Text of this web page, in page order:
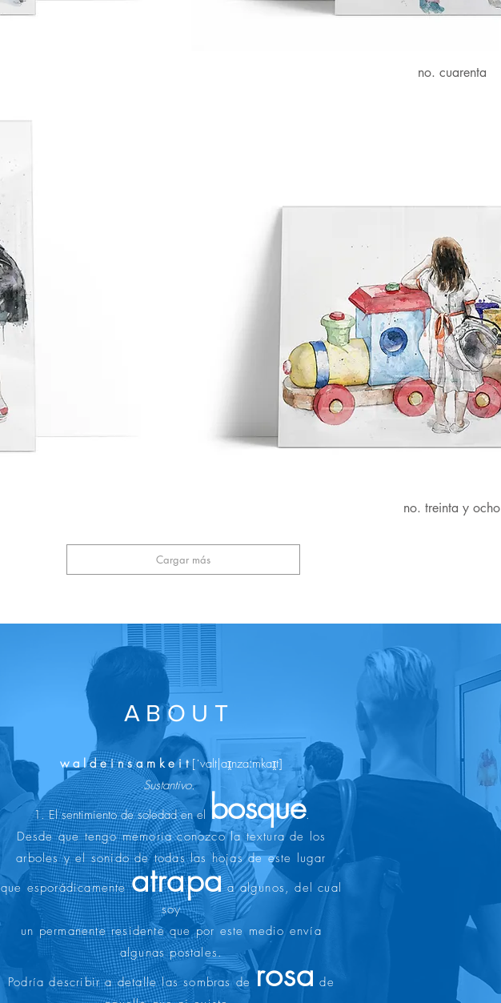
Vista rápida
no. cuarenta
Vista rápida
no. treinta y ocho
Cargar más
ABOUT
w a l d e i n s a m k e i t[ˈvalt|aɪ̯nzaːmkaɪ̯t]
Sustantivo.
1. El sentimiento de soledad en el bosque.​
Desde que tengo memoria conozco la textura de los
arboles y el sonido de todas las hojas de este lugar
que esporádicamenteatrapaa algunos, del cual
soy
un permanenteresidenteque por este medio envía
algunas postales.
Podría describir a detalle las sombras de rosa de